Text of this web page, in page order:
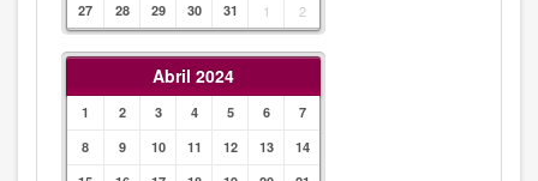
27
28 29 30 31 1 2
Abril 2024
1 2 3 4 5 6
7
8
9 10 11 12 13
14